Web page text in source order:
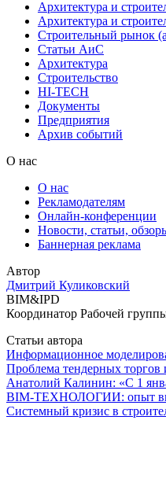
Архитектура и
Архитектура и
Строительный рынок
Статьи АиС
Архитектура
Строительство
HI-TECH
Документы
Предприятия
Архив событий
О нас
О нас
Рекламодателям
Онлайн-конференции
Новости, статьи,
Баннерная реклама
Автор
Дмитрий Куликовский
BIM&IPD
Координатор Рабочей
Статьи автора
Информационное
Проблема тендерных торгов
Анатолий Калинин: «С 1
BIM-ТЕХНОЛОГИИ: опыт
Системный кризис в